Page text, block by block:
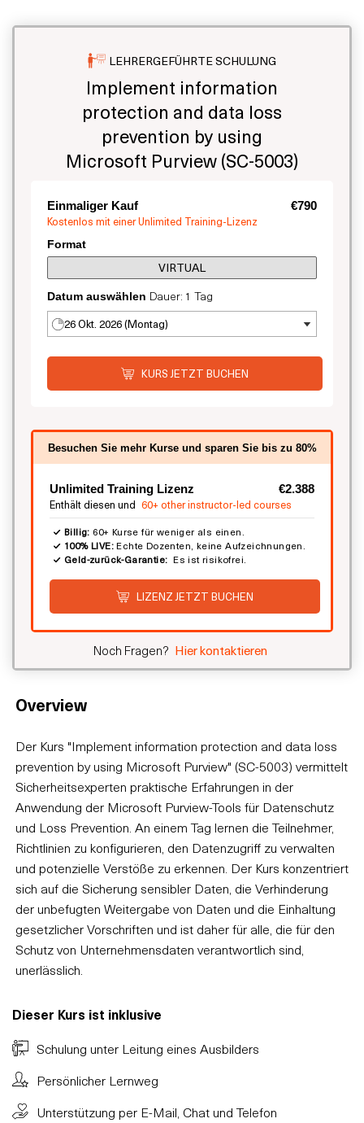
Overview
Der Kurs "Implement information protection and data loss
prevention by using Microsoft Purview" (SC-5003) vermittelt
Sicherheitsexperten praktische Erfahrungen in der
Anwendung der Microsoft Purview-Tools für Datenschutz
und Loss Prevention. An einem Tag lernen die Teilnehmer,
Richtlinien zu konfigurieren, den Datenzugriff zu verwalten
und potenzielle Verstöße zu erkennen. Der Kurs konzentriert
sich auf die Sicherung sensibler Daten, die Verhinderung
der unbefugten Weitergabe von Daten und die Einhaltung
gesetzlicher Vorschriften und ist daher für alle, die für den
Schutz von Unternehmensdaten verantwortlich sind,
unerlässlich.
Dieser Kurs ist inklusive
Schulung unter Leitung eines Ausbilders
Persönlicher Lernweg
Unterstützung per E-Mail, Chat und Telefon
LEHRERGEFÜHRTE SCHULUNG
Implement information
protection and data loss
prevention by using
Microsoft Purview (SC-5003)
Einmaliger Kauf €790
Kostenlos mit einer Unlimited Training-Lizenz
Format
VIRTUAL
Datum auswählen Dauer: 1 Tag
26 Okt. 2026 (Montag)
KURS JETZT BUCHEN
Besuchen Sie mehr Kurse und sparen Sie bis zu 80%
Unlimited Training Lizenz €2.388
Enthält diesen und 60+ other instructor-led courses
Billig: 60+ Kurse für weniger als einen.
100% LIVE:Echte Dozenten, keine Aufzeichnungen.
Geld-zurück-Garantie: Es ist risikofrei.
LIZENZ JETZT BUCHEN
Noch Fragen? Hier kontaktieren